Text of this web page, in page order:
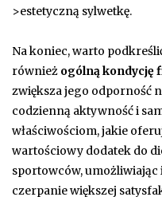
>estetyczną sylwetkę.
Na koniec, warto
również ogólną kondycję
zwiększa jego odporność
codzienną aktywność i
właściwościom, jakie
wartościowy dodatek do
sportowców,
czerpanie większej